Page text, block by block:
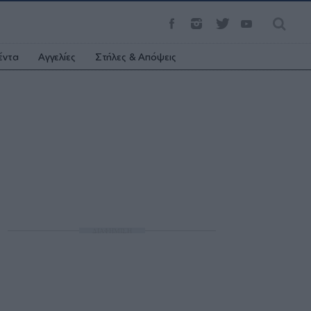
Αγγελίες Στήλες & Απόψεις